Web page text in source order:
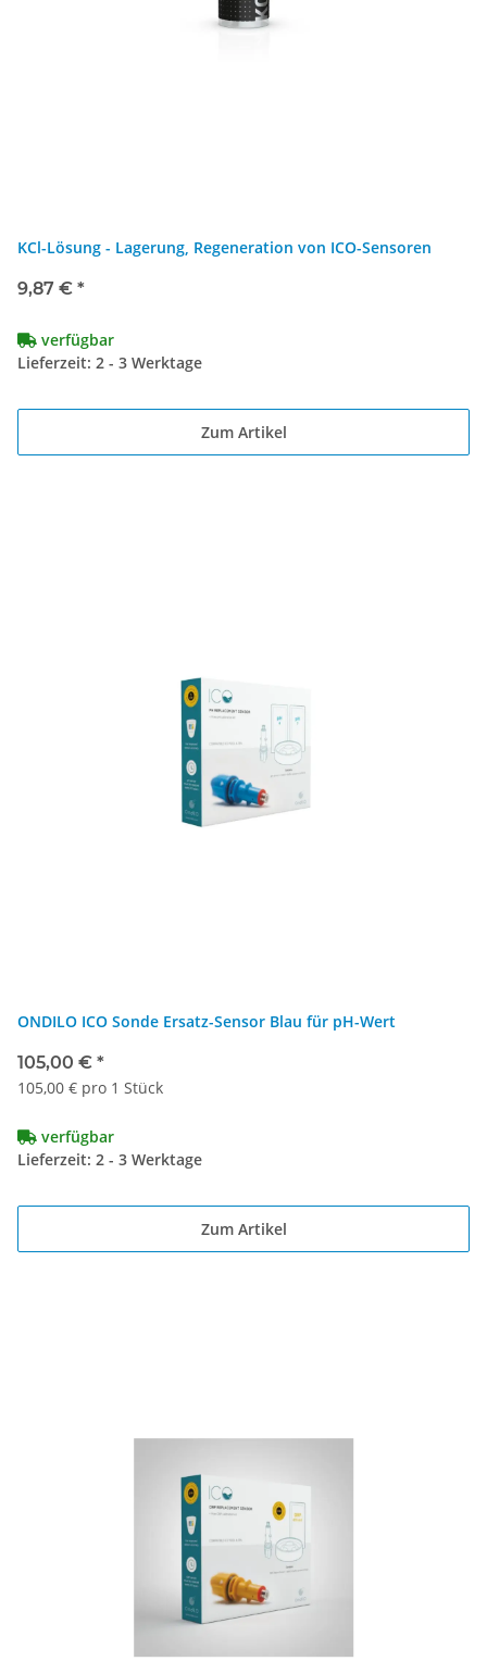
KCl-Lösung - Lagerung, Regeneration von ICO-Sensoren
9,87 € *
verfügbar
Lieferzeit: 2 - 3 Werktage
Zum Artikel
ONDILO ICO Sonde Ersatz-Sensor Blau für pH-Wert
105,00 € *
105,00 € pro 1 Stück
verfügbar
Lieferzeit: 2 - 3 Werktage
Zum Artikel